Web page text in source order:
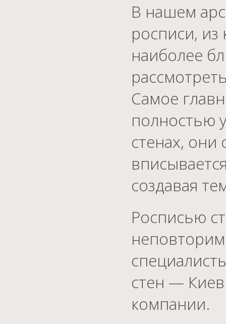
В нашем
росписи,
наиболее
Самое
полностью
стенах,
создавая
Росписью
стен —
компании.